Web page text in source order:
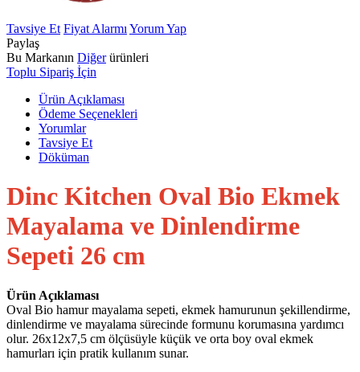
Tavsiye Et Fiyat Alarmı Yorum Yap
Paylaş
Bu Markanın Diğerürünleri
Toplu Sipariş İçin
Ürün Açıklaması
Ödeme Seçenekleri
Yorumlar
Tavsiye Et
Döküman
Dinc Kitchen Oval Bio Ekmek
Mayalama ve Dinlendirme
Sepeti 26 cm
Ürün Açıklaması
Oval Bio hamur mayalama sepeti, ekmek hamurunun şekillendirme,
dinlendirme ve mayalama sürecinde formunu korumasına yardımcı
olur. 26x12x7,5 cm ölçüsüyle küçük ve orta boy oval ekmek
hamurları için pratik kullanım sunar.